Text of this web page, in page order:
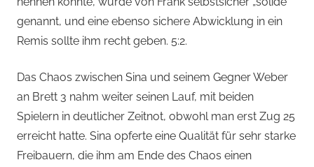
genannt, und eine ebenso sichere Abwicklung in ein
Remis sollte ihm recht geben. 5:2.
Das Chaos zwischen Sina und seinem Gegner Weber
an Brett 3 nahm weiter seinen Lauf, mit beiden
Spielern in deutlicher Zeitnot, obwohl man erst Zug 25
erreicht hatte. Sina opferte eine Qualität für sehr starke
Freibauern, die ihm am Ende des Chaos einen